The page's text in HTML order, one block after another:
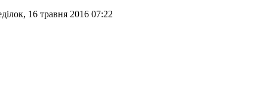
16 травня 2016 07:22